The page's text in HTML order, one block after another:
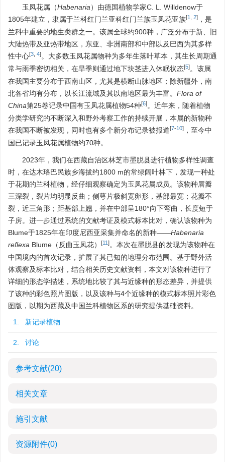
玉凤花属（Habenaria）由德国植物学家C. L. Willdenow于
1805年建立，隶属于兰科红门兰亚科红门兰族玉凤花亚族[1 2] ，是
兰科中重要的地生类群之一。该属全球约900种，广泛分布于新、旧
大陆热带及亚热带地区，东亚、非洲南部和中部以及巴西为其多样
性中心[3 4]。大多数玉凤花属物种为多年生落叶草本，其生长周期通
常与雨季密切相关，在旱季则通过地下块茎进入休眠状态[5]。该属
在我国主要分布于西南山区，尤其是横断山脉地区；除新疆外，南
北各省均有分布，以长江流域及其以南地区最为丰富。 Flora of
China第25卷记录中国有玉凤花属植物54种[6]。近年来，随着植物
分类学研究的不断深入和野外考察工作的持续开展，本属的新物种
在我国不断被发现，同时也有多个新分布记录被报道[7-10] ，至今中
国已记录玉凤花属植物约70种。
2023年，我们在西藏自治区林芝市墨脱县进行植物多样性调查
时，在达木珞巴民族乡海拔约1800 m的常绿阔叶林下，发现一种处
于花期的兰科植物，经仔细观察确定为玉凤花属成员。该物种唇瓣
三深裂，裂片均明显反曲；侧萼片极斜宽卵形，基部最宽；花瓣不
裂，近三角形；距基部上翘，并在中部呈180°向下弯曲，长度短于
子房。进一步通过系统的文献考证及模式标本比对，确认该物种为
Blume于1825年在印度尼西亚采集并命名的新种——Habenaria
reflexa Blume（反曲玉凤花） [11]。本次在墨脱县的发现为该物种在
中国境内的首次记录，扩展了其已知的地理分布范围。基于野外活
体观察及标本比对，结合相关历史文献资料，本文对该物种进行了
详细的形态学描述，系统地比较了其与近缘种的形态差异，并提供
了该种的彩色照片图版，以及该种与4个近缘种的模式标本照片彩色
图版，以期为西藏及中国兰科植物区系的研究提供基础资料。
1. 新记录植物
2. 讨论
参考文献(20)
相关文章
施引文献
资源附件(0)